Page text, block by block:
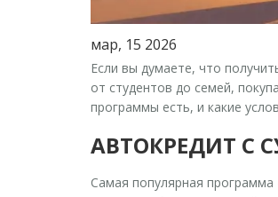
мар, 15 2026
Если вы думаете, что
от студентов до семей,
программы есть, и какие
АВТОКРЕДИТ С
Самая популярная программа